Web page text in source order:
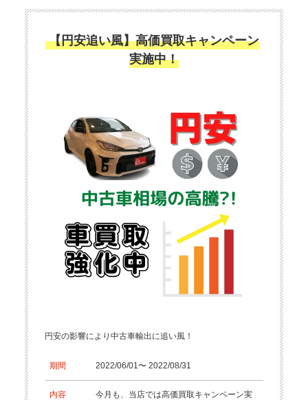
【円安追い風】高価買取キャンペーン
実施中！
円安の影響により中古車輸出に追い風！
期間 2022/06/01〜 2022/08/31
内容
今月も、当店では高価買取キャンペーン実